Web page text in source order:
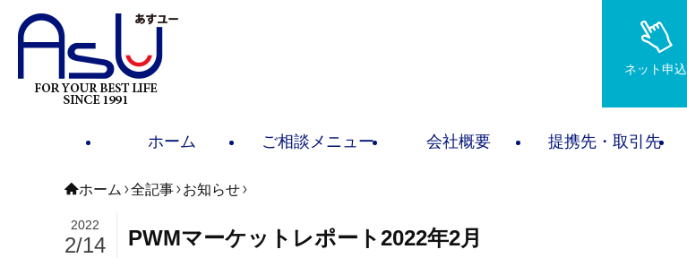
ホーム ご相談メニュー 会社概要 提携先・取引先
ネット申込
ホーム 全記事 お知らせ
PWMマーケットレポート2022年2月
2022
2/14